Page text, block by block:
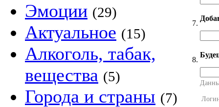
Эмоции (29)
Актуальное (15)
Алкоголь, табак,
вещества (5)
Города и страны (7)
7.
8.